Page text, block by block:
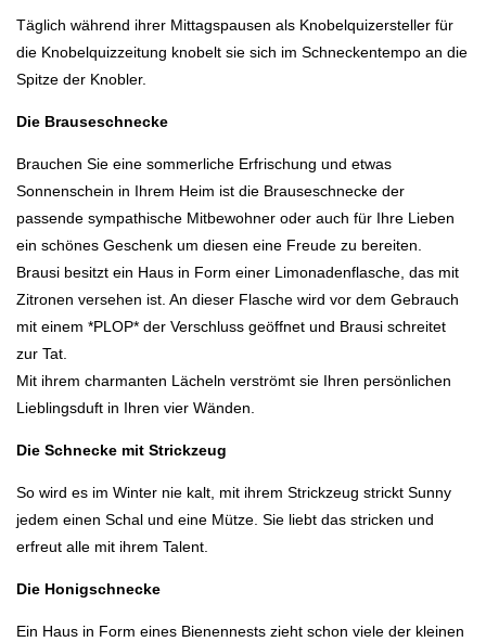
Täglich während ihrer Mittagspausen als Knobelquizersteller für
die Knobelquizzeitung knobelt sie sich im Schneckentempo an die
Spitze der Knobler.
Die Brauseschnecke
Brauchen Sie eine sommerliche Erfrischung und etwas
Sonnenschein in Ihrem Heim ist die Brauseschnecke der
passende sympathische Mitbewohner oder auch für Ihre Lieben
ein schönes Geschenk um diesen eine Freude zu bereiten.
Brausi besitzt ein Haus in Form einer Limonadenflasche, das mit
Zitronen versehen ist. An dieser Flasche wird vor dem Gebrauch
mit einem *PLOP* der Verschluss geöffnet und Brausi schreitet
zur Tat.
Mit ihrem charmanten Lächeln verströmt sie Ihren persönlichen
Lieblingsduft in Ihren vier Wänden.
Die Schnecke mit Strickzeug
So wird es im Winter nie kalt, mit ihrem Strickzeug strickt Sunny
jedem einen Schal und eine Mütze. Sie liebt das stricken und
erfreut alle mit ihrem Talent.
Die Honigschnecke
Ein Haus in Form eines Bienennests zieht schon viele der kleinen